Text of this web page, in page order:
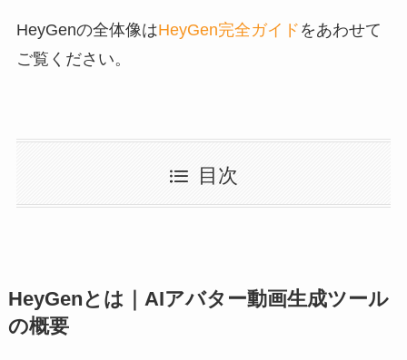
HeyGenの全体像はHeyGen完全ガイド をあわせて
ご覧ください。
目次
HeyGenとは｜AIアバター動画生成ツール
の概要